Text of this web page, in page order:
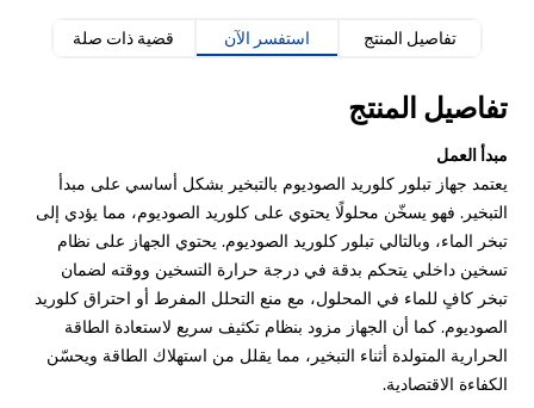
تفاصيل المنتج استفسر الآن قضية ذات صلة
تفاصيل المنتج
مبدأ العمل
يعتمد جهاز تبلور كلوريد الصوديوم بالتبخير بشكل أساسي على مبدأ
التبخير. فهو يسخّن محلولًا يحتوي على كلوريد الصوديوم، مما يؤدي إلى
تبخر الماء، وبالتالي تبلور كلوريد الصوديوم. يحتوي الجهاز على نظام
تسخين داخلي يتحكم بدقة في درجة حرارة التسخين ووقته لضمان
تبخر كافٍ للماء في المحلول، مع منع التحلل المفرط أو احتراق كلوريد
الصوديوم. كما أن الجهاز مزود بنظام تكثيف سريع لاستعادة الطاقة
الحرارية المتولدة أثناء التبخير، مما يقلل من استهلاك الطاقة ويحسّن
الكفاءة الاقتصادية.